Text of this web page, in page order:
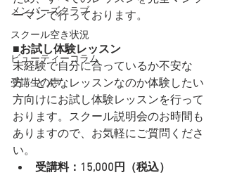
メンバーズクラブ
スクール空き状況
ビューティーコラム
受講生の声
ーマンで行っております。
■お試し体験レッスン
未経験で自分に合っているか不安な
方、どんなレッスンなのか体験したい
方向けにお試し体験レッスンを行って
おります。 スクール説明会のお時間も
ありますので、お気軽にご質問くださ
い。
受講料：15,000円（税込）